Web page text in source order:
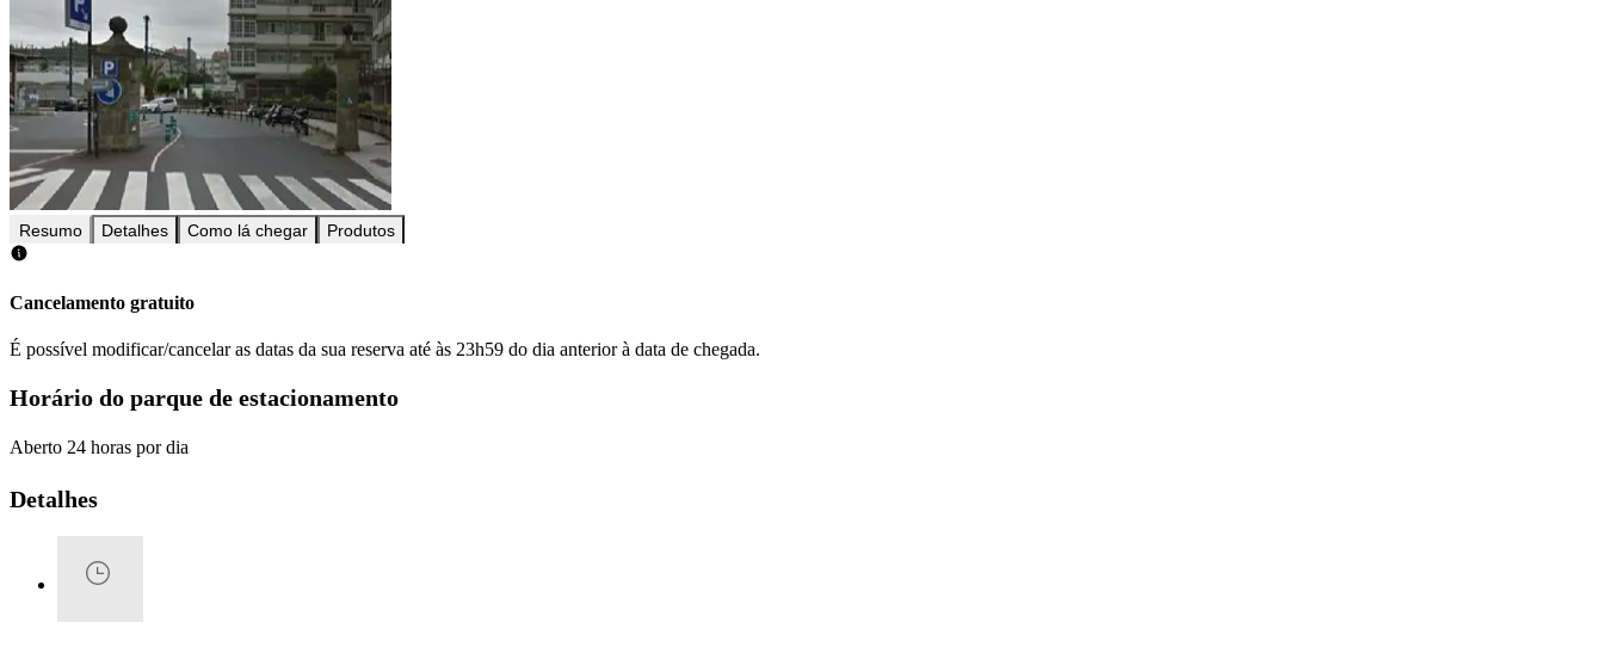
Resumo Detalhes Como lá chegar Produtos
Cancelamento gratuito
É possível modificar/cancelar as datas da sua reserva até às 23h59 do dia anterior à data de chegada.
Horário do parque de estacionamento
Aberto 24 horas por dia
Detalhes